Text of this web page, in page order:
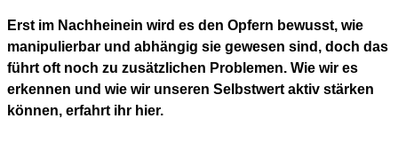
Erst im Nachheinein wird es den Opfern bewusst, wie
manipulierbar und abhängig sie gewesen sind, doch das
führt oft noch zu zusätzlichen Problemen. Wie wir es
erkennen und wie wir unseren Selbstwert aktiv stärken
können, erfahrt ihr hier.